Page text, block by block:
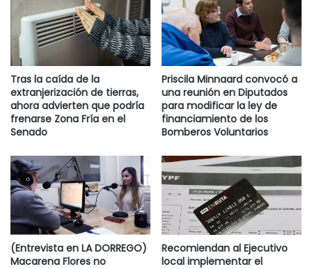
Tras la caída de la
extranjerización de tierras,
ahora advierten que podría
frenarse Zona Fría en el
Senado
Priscila Minnaard convocó a
una reunión en Diputados
para modificar la ley de
financiamiento de los
Bomberos Voluntarios
(Entrevista en LA DORREGO)
Macarena Flores no
Recomiendan al Ejecutivo
local implementar el